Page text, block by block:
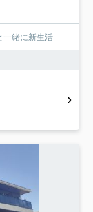
一緒に新生活